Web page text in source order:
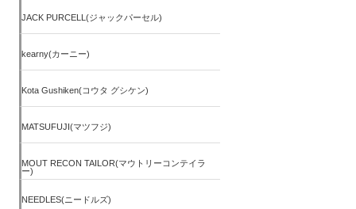
JACK PURCELL(ジャックパーセル)
kearny(カーニー)
Kota Gushiken(コウタ グシケン)
MATSUFUJI(マツフジ)
MOUT RECON TAILOR(マウトリーコンテイラ
ー)
NEEDLES(ニードルズ)